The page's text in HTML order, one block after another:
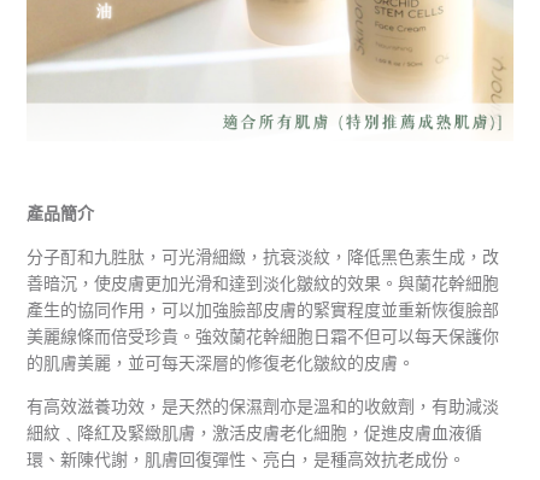
產品簡介
分子酊和九胜肽，可光滑細緻，抗衰淡紋，降低黑色素生成，改
善暗沉，使皮膚更加光滑和達到淡化皺紋的效果。與蘭花幹細胞
產生的協同作用，可以加強臉部皮膚的緊實程度並重新恢復臉部
美麗線條而倍受珍貴。強效蘭花幹細胞日霜不但可以每天保護你
的肌膚美麗，並可每天深層的修復老化皺紋的皮膚。
有高效滋養功效，是天然的保濕劑亦是溫和的收斂劑，有助減淡
細紋﹑降紅及緊緻肌膚，激活皮膚老化細胞，促進皮膚血液循
環、新陳代謝，肌膚回復彈性、亮白，是種高效抗老成份。